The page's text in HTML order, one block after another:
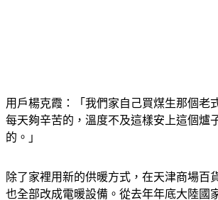
用戶楊克霞：「我們家自己買煤生那個老
每天夠辛苦的，溫度不及這樣安上這個爐
的。」
除了家裡用新的供暖方式，在天津商場百
也全部改成電暖設備。從去年年底大陸國